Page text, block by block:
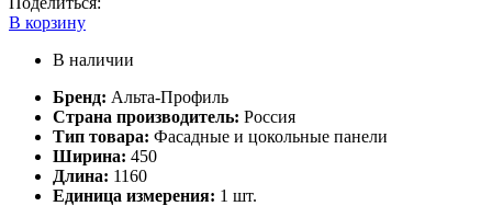
В корзину
В наличии
Бренд: Альта-Профиль
Страна производитель: Россия
Тип товара: Фасадные и цокольные панели
Ширина: 450
Длина: 1160
Единица измерения: 1 шт.